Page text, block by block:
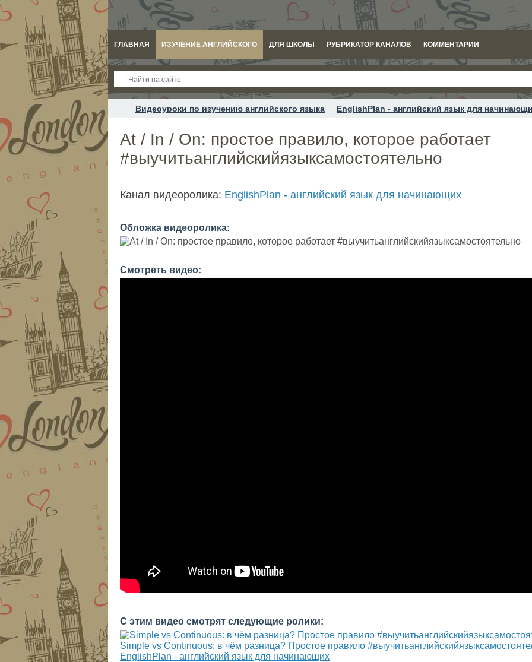
ГЛАВНАЯ ИЗУЧЕНИЕ АНГЛИЙСКОГО ДЛЯ ШКОЛЫ РУБРИКАТОР КАНАЛОВ КОММЕНТАРИИ
Видеоуроки по изучению английского языка EnglishPlan - английский язык для
At / In / On: простое правило, которое работает
#выучитьанглийскийязыксамостоятельно
Канал видеоролика: EnglishPlan - английский язык для начинающих
Обложка видеоролика:
Смотреть видео:
С этим видео смотрят следующие ролики:
Simple vs Continuous: в чём разница? Простое правило
EnglishPlan - английский язык для начинающих